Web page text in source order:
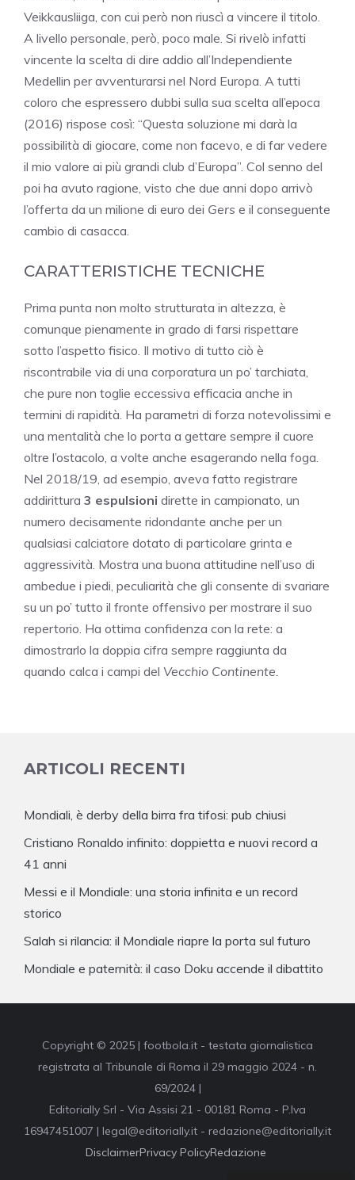
Veikkausliiga, con cui però non riuscì a vincere il titolo.
A livello personale, però, poco male. Si rivelò infatti
vincente la scelta di dire addio all’Independiente
Medellin per avventurarsi nel Nord Europa. A tutti
coloro che espressero dubbi sulla sua scelta all’epoca
(2016) rispose così: “Questa soluzione mi darà la
possibilità di giocare, come non facevo, e di far vedere
il mio valore ai più grandi club d’Europa”. Col senno del
poi ha avuto ragione, visto che due anni dopo arrivò
l’offerta da un milione di euro dei Gers e il conseguente
cambio di casacca.
CARATTERISTICHE TECNICHE
Prima punta non molto strutturata in altezza, è
comunque pienamente in grado di farsi rispettare
sotto l’aspetto fisico. Il motivo di tutto ciò è
riscontrabile via di una corporatura un po’ tarchiata,
che pure non toglie eccessiva efficacia anche in
termini di rapidità. Ha parametri di forza notevolissimi e
una mentalità che lo porta a gettare sempre il cuore
oltre l’ostacolo, a volte anche esagerando nella foga.
Nel 2018/19, ad esempio, aveva fatto registrare
addirittura 3 espulsioni dirette in campionato, un
numero decisamente ridondante anche per un
qualsiasi calciatore dotato di particolare grinta e
aggressività. Mostra una buona attitudine nell’uso di
ambedue i piedi, peculiarità che gli consente di svariare
su un po’ tutto il fronte offensivo per mostrare il suo
repertorio. Ha ottima confidenza con la rete: a
dimostrarlo la doppia cifra sempre raggiunta da
quando calca i campi del Vecchio Continente.
ARTICOLI RECENTI
Mondiali, è derby della birra fra tifosi: pub chiusi
Cristiano Ronaldo infinito: doppietta e nuovi record a
41 anni
Messi e il Mondiale: una storia infinita e un record
storico
Salah si rilancia: il Mondiale riapre la porta sul futuro
Mondiale e paternità: il caso Doku accende il dibattito
Copyright © 2025 | footbola.it - testata giornalistica
registrata al Tribunale di Roma il 29 maggio 2024 - n.
69/2024 |
Editorially Srl - Via Assisi 21 - 00181 Roma - P.Iva
16947451007 | legal@editorially.it - redazione@editorially.it
DisclaimerPrivacy PolicyRedazione